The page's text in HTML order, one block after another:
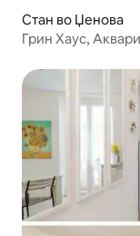
Стан во Џенова
Грин Хаус,